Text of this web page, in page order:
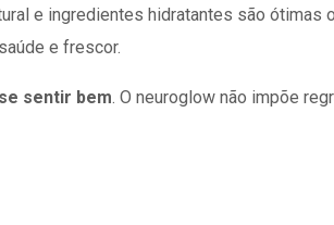
e ingredientes hidratantes são
e frescor.
sentir bem. O neuroglow não impõe